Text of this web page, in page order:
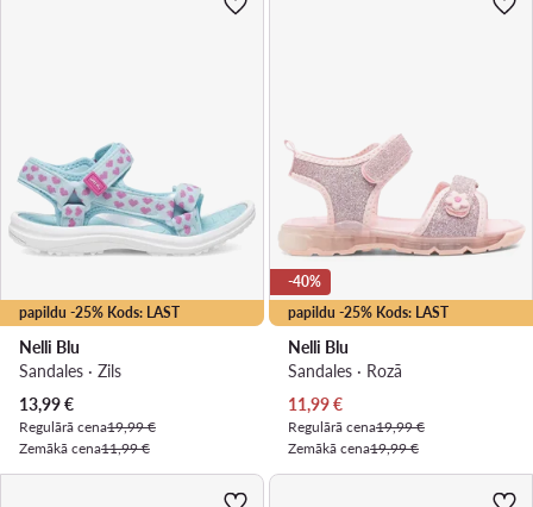
papildu -25% Kods: LAST
Nelli Blu
Sandales · Zils
Pašreizējā cena
13,99€
Regulārā cena19,99 €
Zemākā cena11,99 €
papildu -25% Kods: LAST
-40%
Nelli Blu
Sandales · Rozā
Pašreizējā cena
11,99€
Regulārā cena19,99 €
Zemākā cena19,99 €